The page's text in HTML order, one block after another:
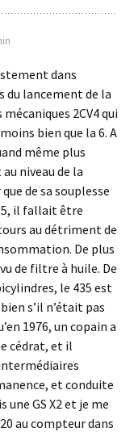
dans
du lancement de la
2CV4 qui
bien que la 6. A
même plus
niveau de la
de sa souplesse
il fallait être
au détriment de
De plus
de filtre à huile. De
le 435 est
s’il n’était pas
1976, un copain a
cédrat, et il
et conduite
une GS X2 et je me
au compteur dans